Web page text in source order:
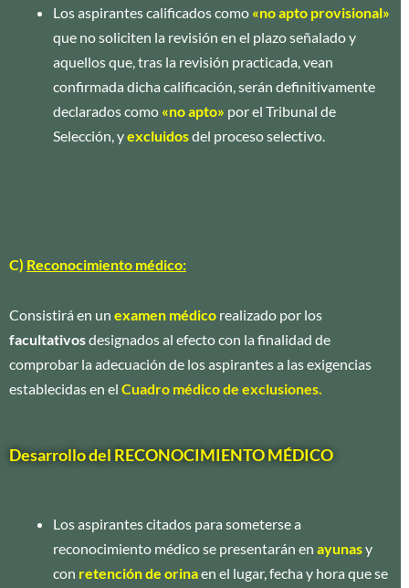
Los aspirantes calificados como «no apto provisional»
que no soliciten la revisión en el plazo señalado y
aquellos que, tras la revisión practicada, vean
confirmada dicha calificación, serán definitivamente
declarados como «no apto» por el Tribunal de
Selección, yexcluidosdel proceso selectivo.
C) Reconocimiento médico:
Consistirá en un examen médico realizado por los
facultativosdesignados al efecto con la finalidad de
comprobar la adecuación de los aspirantes a las exigencias
establecidas en el Cuadro médico de exclusiones.
Desarrollo del RECONOCIMIENTO MÉDICO
Los aspirantes citados para someterse a
reconocimiento médico se presentarán en ayunasy
con retención de orinaen el lugar, fecha y hora que se